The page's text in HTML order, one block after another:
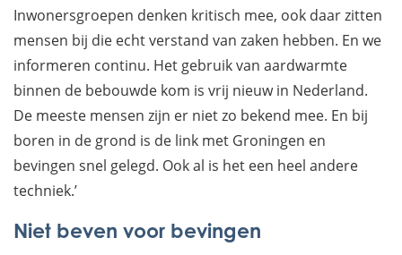
Inwonersgroepen denken kritisch mee, ook daar zitten
mensen bij die echt verstand van zaken hebben. En we
informeren continu. Het gebruik van aardwarmte
binnen de bebouwde kom is vrij nieuw in Nederland.
De meeste mensen zijn er niet zo bekend mee. En bij
boren in de grond is de link met Groningen en
bevingen snel gelegd. Ook al is het een heel andere
techniek.’
Niet beven voor bevingen